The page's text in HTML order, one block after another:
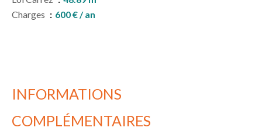
Charges
600 € / an
INFORMATIONS
COMPLÉMENTAIRES